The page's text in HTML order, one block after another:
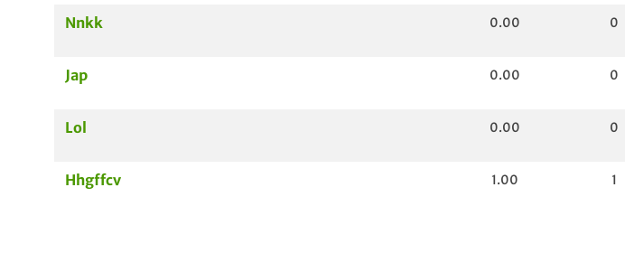
Nnkk 0.00 0
Jap 0.00 0
Lol 0.00 0
Hhgffcv 1.00 1